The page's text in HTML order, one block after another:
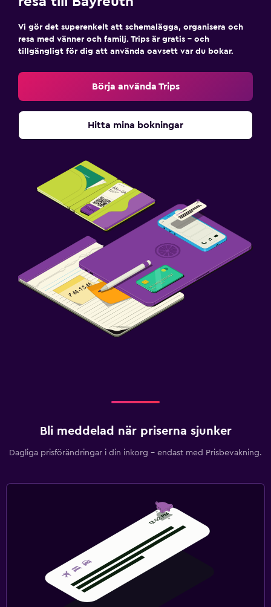
Vi gör det superenkelt att schemalägga, organisera och
resa med vänner och familj. Trips är gratis – och
tillgängligt för dig att använda oavsett var du bokar.
Börja använda Trips
Hitta mina bokningar
Bli meddelad när priserna sjunker
Dagliga prisförändringar i din inkorg – endast med Prisbevakning.